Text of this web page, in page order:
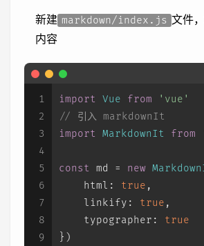
新建 markdown/index.js 文件
内容
1
2
3
4
5
6
7
8
9
import Vue from
'vue'
// 引入 markdownIt
import
MarkdownIt from
const md = new
html : true ,
linkify : true ,
typographer : true
})